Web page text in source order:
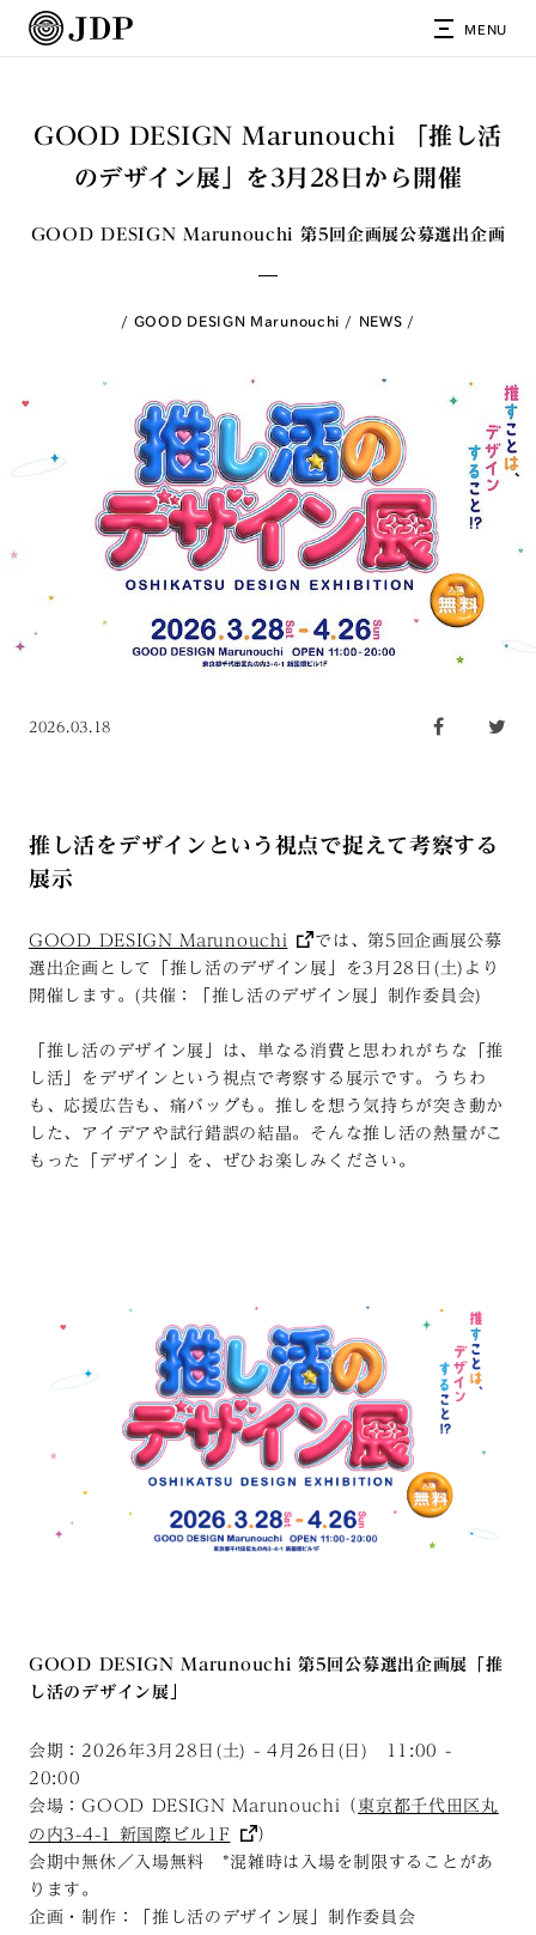
MENU
GOOD DESIGN Marunouchi 「推し活
のデザイン展」を3月28日から開催
GOOD DESIGN Marunouchi 第5回企画展公募選出企画
GOOD DESIGN Marunouchi NEWS
2026.03.18
推し活をデザインという視点で捉えて考察する
展示
GOOD DESIGN Marunouchi
では、第5回企画展公募
選出企画として「推し活のデザイン展」を3月28日(土)より
開催します。(共催：「推し活のデザイン展」制作委員会)
「推し活のデザイン展」は、単なる消費と思われがちな「推
し活」をデザインという視点で考察する展示です。うちわ
も、応援広告も、痛バッグも。推しを想う気持ちが突き動か
した、アイデアや試行錯誤の結晶。そんな推し活の熱量がこ
もった「デザイン」を、ぜひお楽しみください。
GOOD DESIGN Marunouchi 第5回公募選出企画展 「推
し活のデザイン展」
会期：2026年3月28日(土) - 4月26日(日) 11:00 -
20:00
会場：GOOD DESIGN Marunouchi（ 東京都千代田区丸
の内3-4-1 新国際ビル1F
）
会期中無休／入場無料 *混雑時は入場を制限することがあ
ります。
企画・制作：「推し活のデザイン展」制作委員会